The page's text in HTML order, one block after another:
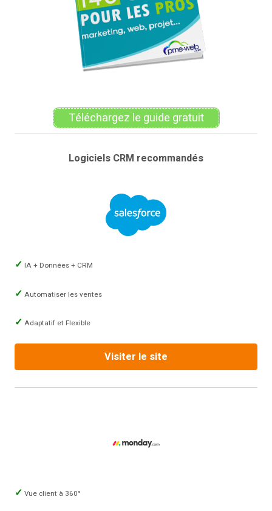
Téléchargez le guide gratuit
Logiciels CRM recommandés
IA + Données + CRM
Automatiser les ventes
Adaptatif et Flexible
Visiter le site
Vue client à 360°